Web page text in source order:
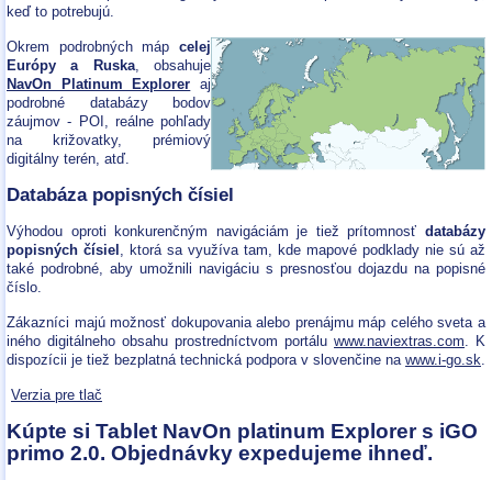
keď to potrebujú.
Okrem podrobných máp celej
Európy a Ruska, obsahuje
NavOn Platinum Explorer aj
podrobné databázy bodov
záujmov - POI, reálne pohľady
na križovatky, prémiový
digitálny terén, atď.
Databáza popisných čísiel
Výhodou oproti konkurenčným navigáciám je tiež prítomnosť databázy
popisných čísiel , ktorá sa využíva tam, kde mapové podklady nie sú až
také podrobné, aby umožnili navigáciu s presnosťou dojazdu na popisné
číslo.
Zákazníci majú možnosť dokupovania alebo prenájmu máp celého sveta a
iného digitálneho obsahu prostredníctvom portálu www.naviextras.com. K
dispozícii je tiež bezplatná technická podpora v slovenčine na www.i-go.sk.
Verzia pre tlač
Kúpte si Tablet NavOn platinum Explorer s iGO
primo 2.0. Objednávky expedujeme ihneď.